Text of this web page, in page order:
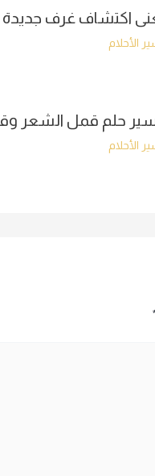
اكتشاف غرف جديدة
الأحلام
حلم قمل الشعر
الأحلام